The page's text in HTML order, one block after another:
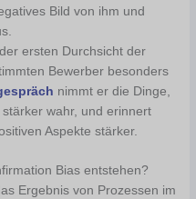
Bild von ihm und
ersten Durchsicht der
Bewerber besonders
nimmt er die Dinge,
wahr, und erinnert
Aspekte stärker.
Bias entstehen?
Ergebnis von Prozessen im